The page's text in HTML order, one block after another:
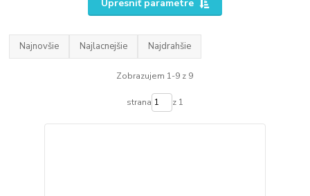
Upresniť parametre
Najnovšie Najlacnejšie Najdrahšie
Zobrazujem 1-9 z 9
strana z 1